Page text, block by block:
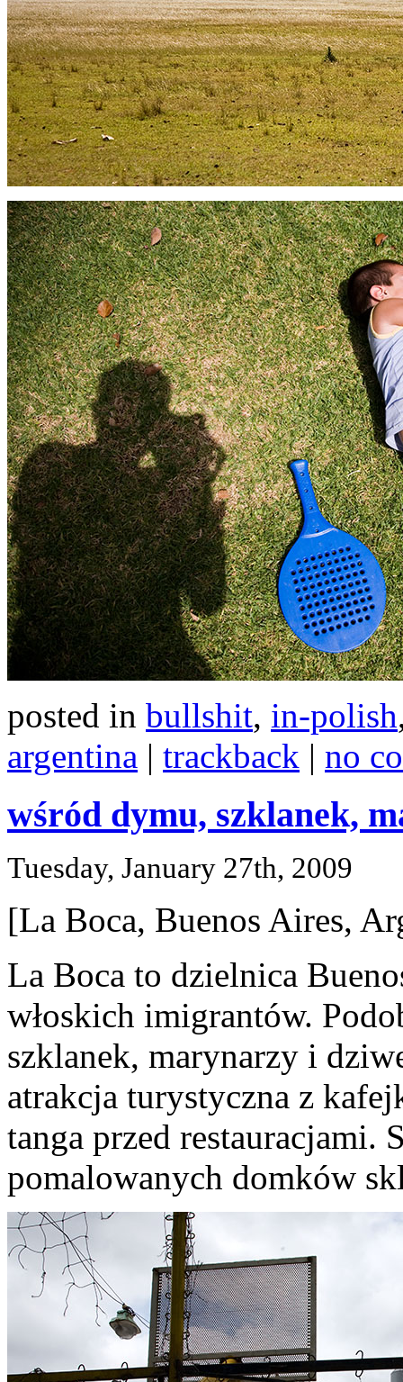
posted in bullshit, in-polish
argentina | trackback | no
wśród dymu, szklanek,
Tuesday, January 27th, 2009
[La Boca, Buenos Aires,
La Boca to dzielnica
włoskich imigrantów.
szklanek, marynarzy i
atrakcja turystyczna z
tanga przed restauracjami.
pomalowanych domków